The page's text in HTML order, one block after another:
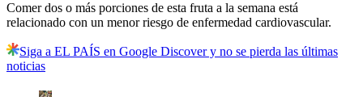
Comer dos o más porciones de esta fruta a la semana está
relacionado con un menor riesgo de enfermedad cardiovascular.
Siga a EL PAÍS en Google Discover y no se pierda las últimas
noticias